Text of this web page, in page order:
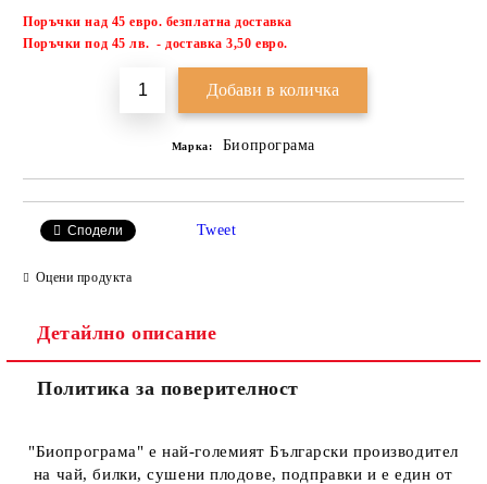
Поръчки над 45 евро. безплатна доставка
Поръчки под 45 лв. - доставка 3,50 евро.
Марка: Биопрограма
Сподели Tweet
Оцени продукта
Детайлно описание
Политика за поверителност
"Биопрограма" е най-големият Български производител
на чай, билки, сушени плодове, подправки и e един от